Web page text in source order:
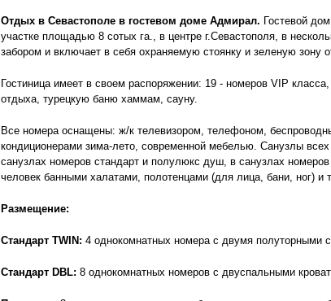
Отдых в Севастополе в гостевом доме Адмирал. Гостевой дом
участке площадью 8 сотых га., в центре г.Севастополя, в
забором и включает в себя охраняемую стоянку и зеленую зону
Гостиница имеет в своем распоряжении: 19 - номеров VIP
отдыха, турецкую баню хаммам, сауну.
Все номера оснащены: ж/к телевизором, телефоном,
кондиционерами зима-лето, современной мебелью. Санузлы
санузлах номеров стандарт и полулюкс душ, в санузлах
человек банными халатами, полотенцами (для лица, бани, ног) и
Размещение:
Стандарт TWIN: 4 однокомнатных номера с двумя
Стандарт DBL: 8 однокомнатных номеров с двуспальными